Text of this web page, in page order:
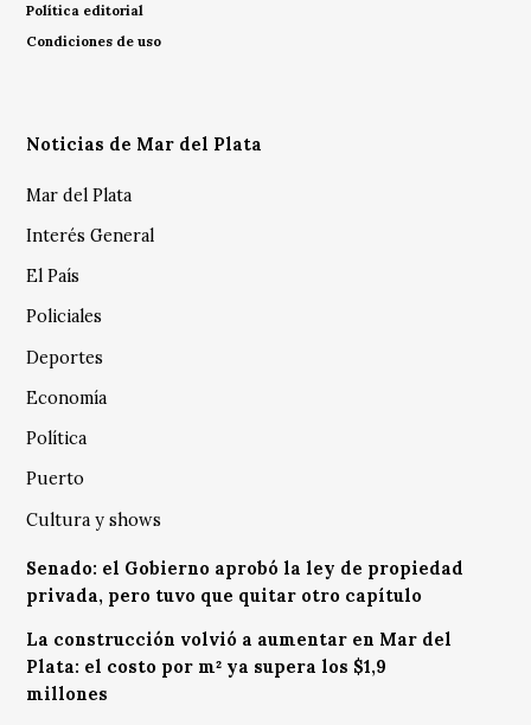
Política editorial
Condiciones de uso
Noticias de Mar del Plata
Mar del Plata
Interés General
El País
Policiales
Deportes
Economía
Política
Puerto
Cultura y shows
Senado: el Gobierno aprobó la ley de propiedad
privada, pero tuvo que quitar otro capítulo
La construcción volvió a aumentar en Mar del
Plata: el costo por m² ya supera los $1,9
millones